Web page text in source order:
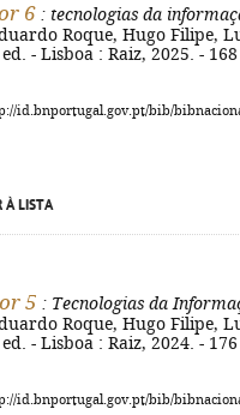
6 : tecnologias da
Roque, Hugo Filipe,
- Lisboa : Raiz, 2025. -
id.bnportugal.gov.pt/bib/
À LISTA
5 : Tecnologias da
Roque, Hugo Filipe,
- Lisboa : Raiz, 2024. -
id.bnportugal.gov.pt/bib/